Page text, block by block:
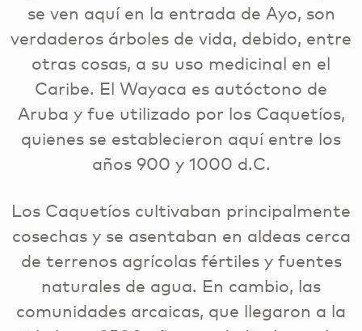
se ven aquí en la entrada de Ayo, son
verdaderos árboles de vida, debido, entre
otras cosas, a su uso medicinal en el
Caribe. El Wayaca es autóctono de
Aruba y fue utilizado por los Caquetíos,
quienes se establecieron aquí entre los
años 900 y 1000 d.C.
Los Caquetíos cultivaban principalmente
cosechas y se asentaban en aldeas cerca
de terrenos agrícolas fértiles y fuentes
naturales de agua. En cambio, las
comunidades arcaicas, que llegaron a la